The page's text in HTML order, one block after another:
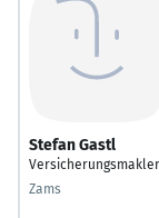
Stefan Gastl
Versicherungsmakler
Zams